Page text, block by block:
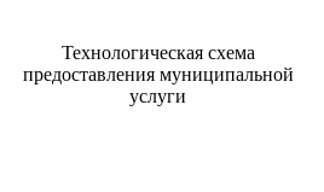
Технологическая схема
предоставления муниципальной
услуги